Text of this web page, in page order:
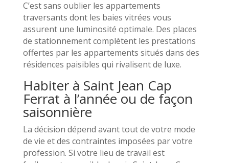
C’est sans oublier les appartements
traversants dont les baies vitrées vous
assurent une luminosité optimale. Des places
de stationnement complètent les prestations
offertes par les appartements situés dans des
résidences paisibles qui rivalisent de luxe.
Habiter à Saint Jean Cap
Ferrat à l’année ou de façon
saisonnière
La décision dépend avant tout de votre mode
de vie et des contraintes imposées par votre
profession. Si votre lieu de travail est